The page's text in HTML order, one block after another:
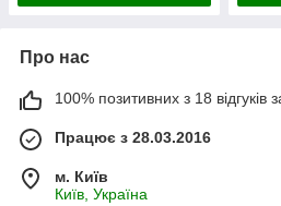
Про нас
100% позитивних з 18 відгуків
Працює з 28.03.2016
м. Київ
Київ, Україна